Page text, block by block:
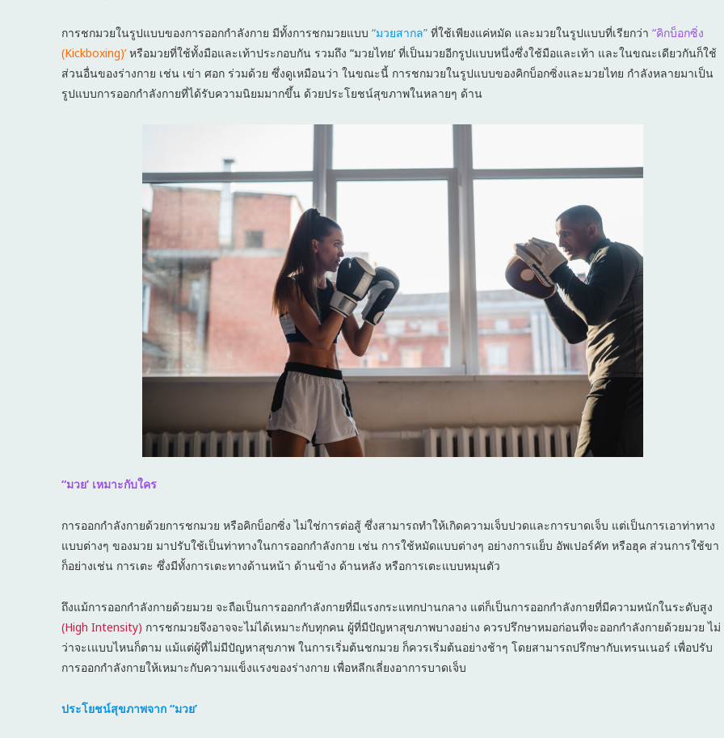
การชกมวยในรูปแบบของการออกกำลังกาย มีทั้งการชกมวยแบบ “มวยสากล” ที่ใช้เพียงแค่หมัด และมวยในรูปแบบที่เรียกว่า “คิกบ็อกซิ่ง
(Kickboxing)’หรือมวยที่ใช้ทั้งมือและเท้าประกอบกัน รวมถึง “มวยไทย’ ที่เป็นมวยอีกรูปแบบหนึ่งซึ่งใช้มือและเท้า และในขณะเดียวกันก็ใช้
ส่วนอื่นของร่างกาย เช่น เข่า ศอก ร่วมด้วย ซึ่งดูเหมือนว่า ในขณะนี้ การชกมวยในรูปแบบของคิกบ็อกซิ่งและมวยไทย กำลังหลายมาเป็น
รูปแบบการออกกำลังกายที่ได้รับความนิยมมากขึ้น ด้วยประโยชน์สุขภาพในหลายๆ ด้าน
“มวย’ เหมาะกับใคร
การออกกำลังกายด้วยการชกมวย หรือคิกบ็อกซิ่ง ไม่ใช่การต่อสู้ ซึ่งสามารถทำให้เกิดความเจ็บปวดและการบาดเจ็บ แต่เป็นการเอาท่าทาง
แบบต่างๆ ของมวย มาปรับใช้เป็นท่าทางในการออกกำลังกาย เช่น การใช้หมัดแบบต่างๆ อย่างการแย็บ อัพเปอร์คัท หรือฮุค ส่วนการใช้ขา
ก็อย่างเช่น การเตะ ซึ่งมีทั้งการเตะทางด้านหน้า ด้านข้าง ด้านหลัง หรือการเตะแบบหมุนตัว
ถึงแม้การออกกำลังกายด้วยมวย จะถือเป็นการออกกำลังกายที่มีแรงกระแทกปานกลาง แต่ก็เป็นการออกกำลังกายที่มีความหนักในระดับสูง
(High Intensity) การชกมวยจึงอาจจะไม่ได้เหมาะกับทุกคน ผู้ที่มีปัญหาสุขภาพบางอย่าง ควรปรึกษาหมอก่อนที่จะออกกำลังกายด้วยมวย ไม่
ว่าจะเแบบไหนก็ตาม แม้แต่ผู้ที่ไม่มีปัญหาสุขภาพ ในการเริ่มต้นชกมวย ก็ควรเริ่มต้นอย่างช้าๆ โดยสามารถปรึกษากับเทรนเนอร์ เพื่อปรับ
การออกกำลังกายให้เหมาะกับความแข็งแรงของร่างกาย เพื่อหลีกเลี่ยงอาการบาดเจ็บ
ประโยชน์สุขภาพจาก “มวย’